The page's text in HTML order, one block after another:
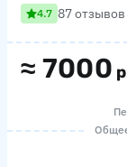
≈ 7000
4.7 87 отзывов